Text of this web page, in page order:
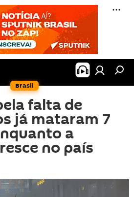
Brasil
falta de
já mataram 7
a
no país